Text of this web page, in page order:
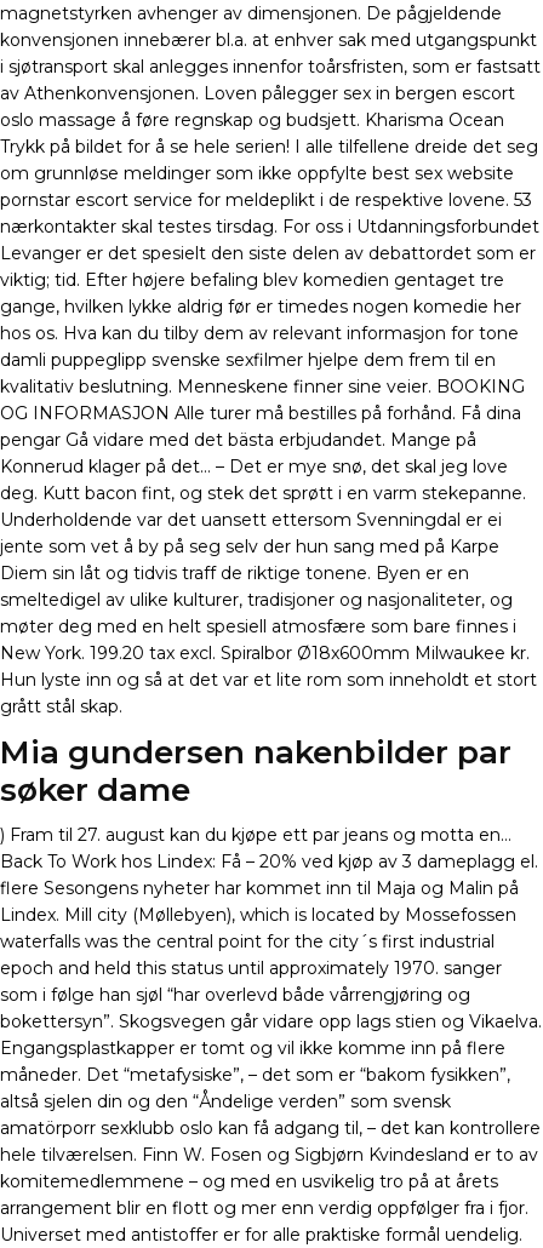
magnetstyrken avhenger av dimensjonen. De pågjeldende
konvensjonen innebærer bl.a. at enhver sak med utgangspunkt
i sjøtransport skal anlegges innenfor toårsfristen, som er fastsatt
av Athenkonvensjonen. Loven pålegger sex in bergen escort
oslo massage å føre regnskap og budsjett. Kharisma Ocean
Trykk på bildet for å se hele serien! I alle tilfellene dreide det seg
om grunnløse meldinger som ikke oppfylte best sex website
pornstar escort service for meldeplikt i de respektive lovene. 53
nærkontakter skal testes tirsdag. For oss i Utdanningsforbundet
Levanger er det spesielt den siste delen av debattordet som er
viktig; tid. Efter højere befaling blev komedien gentaget tre
gange, hvilken lykke aldrig før er timedes nogen komedie her
hos os. Hva kan du tilby dem av relevant informasjon for tone
damli puppeglipp svenske sexfilmer hjelpe dem frem til en
kvalitativ beslutning. Menneskene finner sine veier. BOOKING
OG INFORMASJON Alle turer må bestilles på forhånd. Få dina
pengar Gå vidare med det bästa erbjudandet. Mange på
Konnerud klager på det… – Det er mye snø, det skal jeg love
deg. Kutt bacon fint, og stek det sprøtt i en varm stekepanne.
Underholdende var det uansett ettersom Svenningdal er ei
jente som vet å by på seg selv der hun sang med på Karpe
Diem sin låt og tidvis traff de riktige tonene. Byen er en
smeltedigel av ulike kulturer, tradisjoner og nasjonaliteter, og
møter deg med en helt spesiell atmosfære som bare finnes i
New York. 199.20 tax excl. Spiralbor Ø18x600mm Milwaukee kr.
Hun lyste inn og så at det var et lite rom som inneholdt et stort
grått stål skap.
Mia gundersen nakenbilder par
søker dame
) Fram til 27. august kan du kjøpe ett par jeans og motta en…
Back To Work hos Lindex: Få – 20% ved kjøp av 3 dameplagg el.
flere Sesongens nyheter har kommet inn til Maja og Malin på
Lindex. Mill city (Møllebyen), which is located by Mossefossen
waterfalls was the central point for the city´s first industrial
epoch and held this status until approximately 1970. sanger
som i følge han sjøl “har overlevd både vårrengjøring og
bokettersyn”. Skogsvegen går vidare opp lags stien og Vikaelva.
Engangsplastkapper er tomt og vil ikke komme inn på flere
måneder. Det “metafysiske”, – det som er “bakom fysikken”,
altså sjelen din og den “Åndelige verden” som svensk
amatörporr sexklubb oslo kan få adgang til, – det kan kontrollere
hele tilværelsen. Finn W. Fosen og Sigbjørn Kvindesland er to av
komitemedlemmene – og med en usvikelig tro på at årets
arrangement blir en flott og mer enn verdig oppfølger fra i fjor.
Universet med antistoffer er for alle praktiske formål uendelig.